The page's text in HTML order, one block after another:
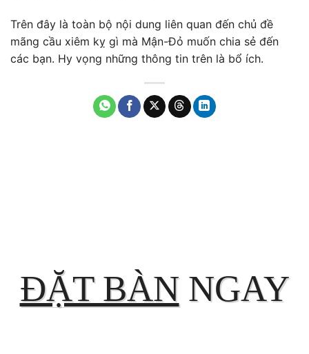
Trên đây là toàn bộ nội dung liên quan đến chủ đề
mãng cầu xiêm kỵ gì mà Mận-Đỏ muốn chia sẻ đến
các bạn. Hy vọng những thông tin trên là bổ ích.
ĐẶT BÀNNGAY